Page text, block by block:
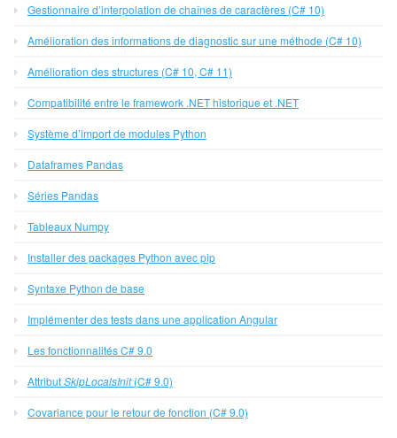
Gestionnaire d’interpolation de chaînes de caractères (C# 10)
Amélioration des informations de diagnostic sur une méthode (C# 10)
Amélioration des structures (C# 10, C# 11)
Compatibilité entre le framework .NET historique et .NET
Système d’import de modules Python
Dataframes Pandas
Séries Pandas
Tableaux Numpy
Installer des packages Python avec pip
Syntaxe Python de base
Implémenter des tests dans une application Angular
Les fonctionnalités C# 9.0
AttributSkipLocalsInit(C# 9.0)
Covariance pour le retour de fonction (C# 9.0)